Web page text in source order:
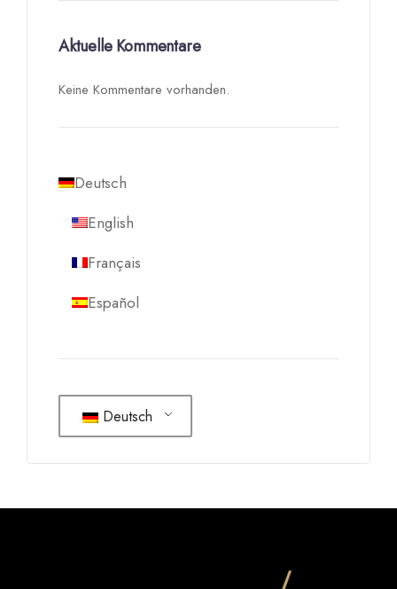
Aktuelle Kommentare
Keine Kommentare vorhanden.
Deutsch
English
Français
Español
Deutsch